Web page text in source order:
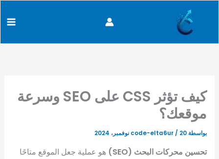
كيف تؤثر CSS على SEO وسرعة
موقعك؟
بواسطة code-elta6ur / 20 نوفمبر، 2024
تحسين محركات البحث (SEO)
هو عملية جعل الموقع متاحًا
بريدك
الإلكتروني...